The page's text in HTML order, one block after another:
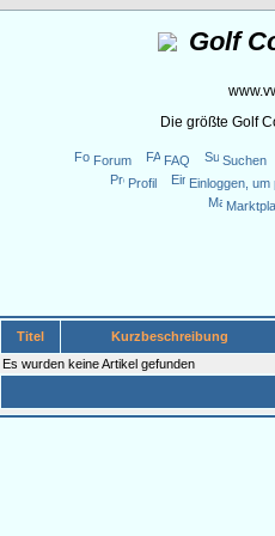
Golf
Die größte Golf
Forum FAQ
Suchen
Profil
Einloggen,
Titel
Kurzbeschreibung
Es wurden keine Artikel gefunden